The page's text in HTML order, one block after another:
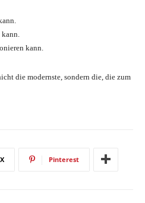
kann.
die modernste, sondern die, die zum
X Pinterest